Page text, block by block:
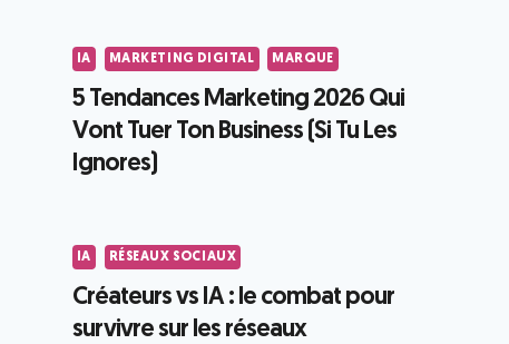
IA MARKETING DIGITAL MARQUE
5 Tendances Marketing 2026 Qui
Vont Tuer Ton Business (Si Tu Les
Ignores)
IA RÉSEAUX SOCIAUX
Créateurs vs IA : le combat pour
survivre sur les réseaux